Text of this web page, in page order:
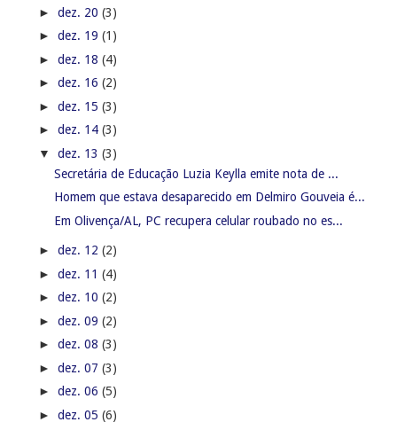
► dez. 20 (3)
► dez. 19 (1)
► dez. 18 (4)
► dez. 16 (2)
► dez. 15 (3)
► dez. 14 (3)
▼ dez. 13 (3)
Secretária de Educação Luzia Keylla emite nota de ...
Homem que estava desaparecido em Delmiro Gouveia é...
Em Olivença/AL, PC recupera celular roubado no es...
► dez. 12 (2)
► dez. 11 (4)
► dez. 10 (2)
► dez. 09 (2)
► dez. 08 (3)
► dez. 07 (3)
► dez. 06 (5)
► dez. 05 (6)